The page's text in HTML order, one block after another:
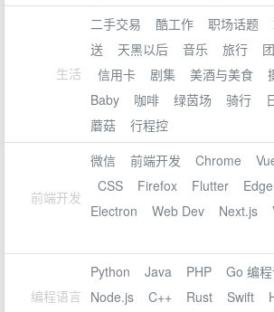
生活
二手交易 酷工作 职场话题
送
天黑以后 音乐 旅行
信用卡
剧集 美酒与美食
Baby
咖啡 绿茵场 骑行
蘑菇
行程控
前端开发
微信 前端开发 Chrome
CSS
Firefox Flutter Edge
Electron
Web Dev Next.js
编程语言
Python Java PHP Go 编
Node.js
C++ Rust Swift